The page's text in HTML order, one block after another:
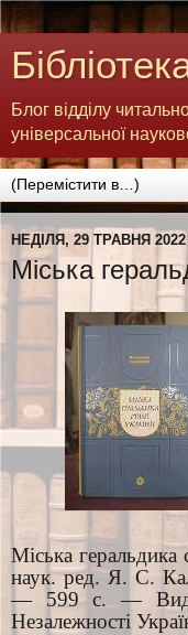
Блог відділу
універсальної
НЕДІЛЯ, 29 ТРАВНЯ 2022
Міська
Міська
наук. ред. Я. С.
— 599 с. —
Незалежності